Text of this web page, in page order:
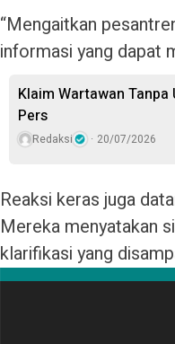
“Mengaitkan
informasi yang dapat
Klaim Wartawan Tanpa
Pers
Redaksi 20/07/2026
Reaksi keras juga
Mereka menyatakan
klarifikasi yang